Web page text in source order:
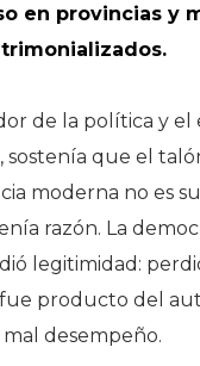
en provincias y
de la política y el
sostenía que el
moderna no es
razón. La
legitimidad:
fue producto del
desempeño.